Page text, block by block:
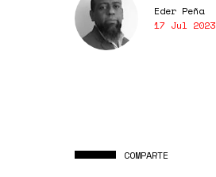
Eder Peña
17 Jul 2023
COMPARTE